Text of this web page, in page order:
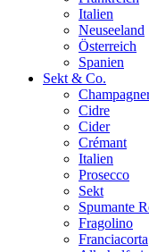
Italien
Neuseeland
Österreich
Spanien
Sekt & Co.
Cidre
Cider
Crémant
Italien
Prosecco
Sekt
Spumante
Fragolino
Franciacorta